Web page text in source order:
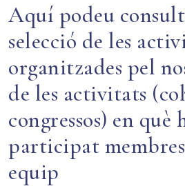
Aquí podeu
selecció de les
organitzades pel
de les activitats
congressos) en què
participat
equip